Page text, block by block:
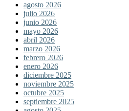
agosto 2026
julio 2026
junio 2026
mayo 2026
abril 2026
marzo 2026
febrero 2026
enero 2026
diciembre 2025
noviembre 2025
octubre 2025
septiembre 2025